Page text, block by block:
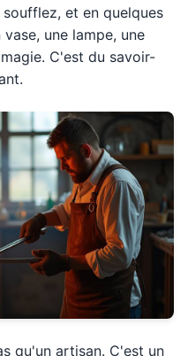
et en quelques
une lampe, une
C'est du savoir-
qu'un artisan. C'est un